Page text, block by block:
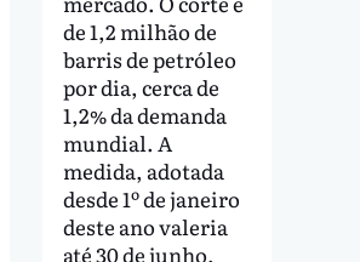
de 1,2 milhão de
barris de petróleo
por dia, cerca de
1,2% da demanda
mundial. A
medida, adotada
desde 1º de janeiro
deste ano valeria
até 30 de junho,